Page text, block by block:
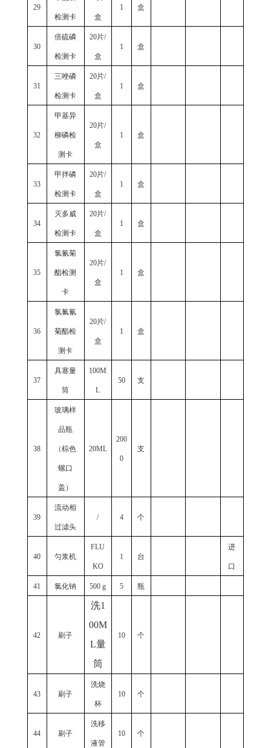
29
检测卡 盒
1 盒
30
倍硫磷
检测卡
20片/
盒
1 盒
31
三唑磷
检测卡
20片/
盒
1 盒
32
甲基异
柳磷检
测卡
20片/
盒
1 盒
33
甲拌磷
检测卡
20片/
盒
1 盒
34
灭多威
检测卡
20片/
盒
1 盒
35
氯氰菊
酯检测
卡
20片/
盒
1 盒
36
氯氟氰
菊酯检
测卡
20片/
盒
1 盒
37
具塞量
筒
100M
L
50 支
38
玻璃样
品瓶
（棕色
螺口
盖）
20ML
200
0
支
39
流动相
过滤头
/ 4 个
40 匀浆机
FLU
KO
1 台
进
口
41 氯化钠 500 g 5 瓶
42 刷子
洗1
00M
L量
筒
10 个
43 刷子
洗烧
杯
10 个
44 刷子
洗移
液管
10 个